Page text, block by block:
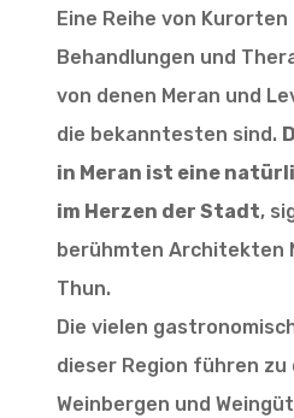
Eine Reihe von
Behandlungen und
von denen Meran und
die bekanntesten sind.
in Meran ist eine
im Herzen der Stadt,
berühmten Architekten
Thun.
Die vielen
dieser Region führen zu
Weinbergen und